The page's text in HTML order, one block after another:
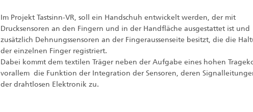
Im Projekt Tastsinn-VR, soll ein Handschuh entwickelt werden, der mit
Drucksensoren an den Fingern und in der Handfläche ausgestattet ist und
zusätzlich Dehnungssensoren an der Fingeraussenseite besitzt, die die
der einzelnen Finger registriert.
Dabei kommt dem textilen Träger neben der Aufgabe eines hohen
vorallem die Funktion der Integration der Sensoren, deren
der drahtlosen Elektronik zu.